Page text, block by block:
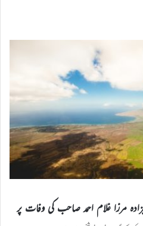
مرزا غلام احمد صاحب کی وفات پر